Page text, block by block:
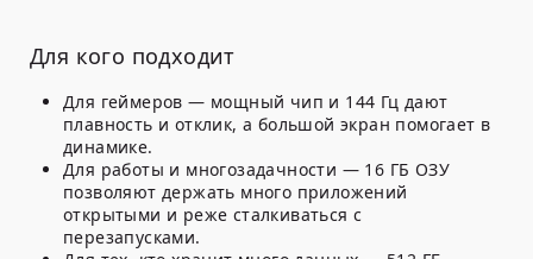
Для кого подходит
Для геймеров — мощный чип и 144 Гц дают
плавность и отклик, а большой экран помогает в
динамике.
Для работы и многозадачности — 16 ГБ ОЗУ
позволяют держать много приложений
открытыми и реже сталкиваться с
перезапусками.